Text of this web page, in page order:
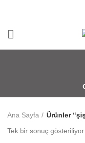
Ana Sayfa
Ürünler
Tek bir sonuç gösteriliyor